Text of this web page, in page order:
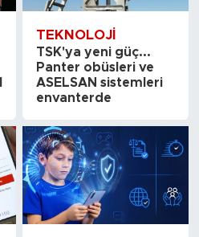
TEKNOLOJI
TSK'ya yeni güç...
Panter obüsleri ve
ASELSAN sistemleri
envanterde